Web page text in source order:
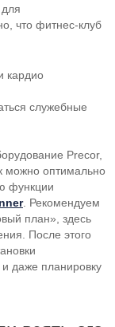
что фитнес-клуб
кардио
служебные
Precor,
можно оптимально
функции
. Рекомендуем
план», здесь
После этого
даже планировку